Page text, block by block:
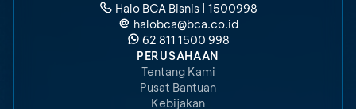
Halo BCA Bisnis | 1500998
halobca@bca.co.id
62 811 1500 998
PERUSAHAAN
Tentang Kami
Pusat Bantuan
Kebijakan